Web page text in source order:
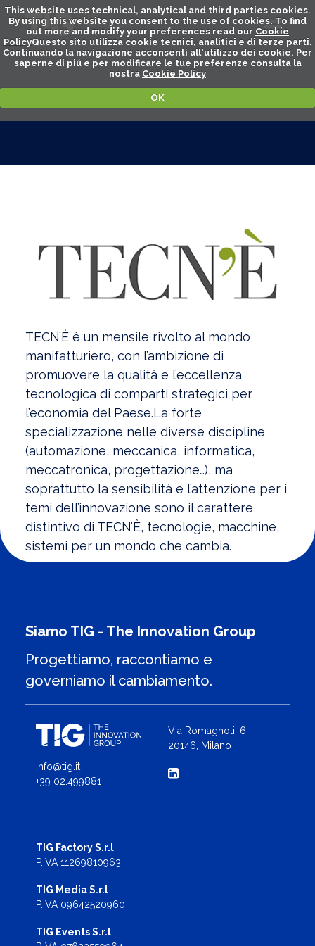
This website uses technical, analytical and third parties cookies.
By using this website you consent to the use of cookies. To find
out more and modify your preferences read our Cookie
PolicyQuesto sito utilizza cookie tecnici, analitici e di terze parti.
Continuando la navigazione acconsenti all'utilizzo dei cookie. Per
saperne di piú e per modificare le tue preferenze consulta la
nostra Cookie Policy
OK
TECN’È è un mensile rivolto al mondo
manifatturiero, con l’ambizione di
promuovere la qualità e l’eccellenza
tecnologica di comparti strategici per
l’economia del Paese.La forte
specializzazione nelle diverse discipline
(automazione, meccanica, informatica,
meccatronica, progettazione…), ma
soprattutto la sensibilità e l’attenzione per i
temi dell’innovazione sono il carattere
distintivo di TECN’È, tecnologie, macchine,
sistemi per un mondo che cambia.
Siamo TIG - The Innovation Group
Progettiamo, raccontiamo e
governiamo il cambiamento.
info@tig.it
+39 02.499881
Via Romagnoli, 6
20146, Milano
TIG Factory S.r.l
P.IVA 11269810963
TIG Media S.r.l
P.IVA 09642520960
TIG Events S.r.l